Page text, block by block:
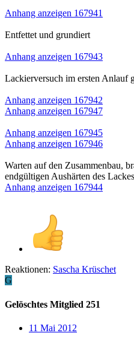
Anhang anzeigen 167941
Entfettet und grundiert
Anhang anzeigen 167943
Lackierversuch im ersten Anlauf
Anhang anzeigen 167942
Anhang anzeigen 167947
Anhang anzeigen 167945
Anhang anzeigen 167946
Warten auf den Zusammenbau,
endgültigen Aushärten des Lackes
Anhang anzeigen 167944
Reaktionen: Sascha Krüschet
G
Gelöschtes Mitglied 251
11 Mai 2012